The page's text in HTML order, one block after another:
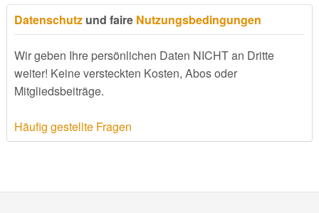
Datenschutzund faire Nutzungsbedingungen
Wir geben Ihre persönlichen Daten NICHT an Dritte
weiter! Keine versteckten Kosten, Abos oder
Mitgliedsbeiträge.
Häufig gestellte Fragen